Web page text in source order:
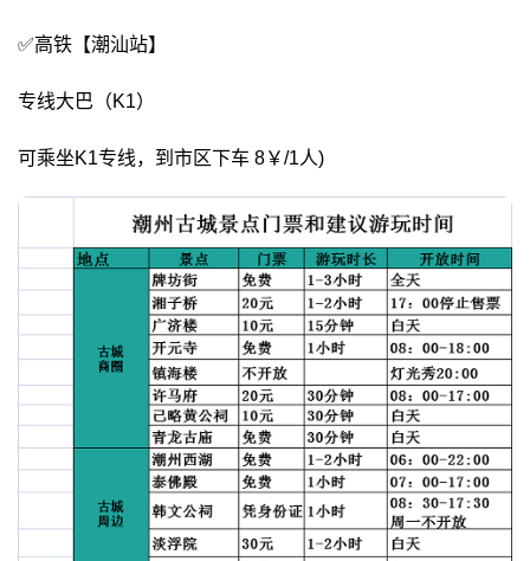
✅高铁【潮汕站】
专线大巴（K1）
可乘坐K1专线，到市区下车 8￥/1人)